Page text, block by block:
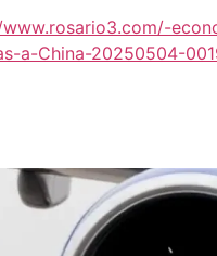
a-China-20250504-